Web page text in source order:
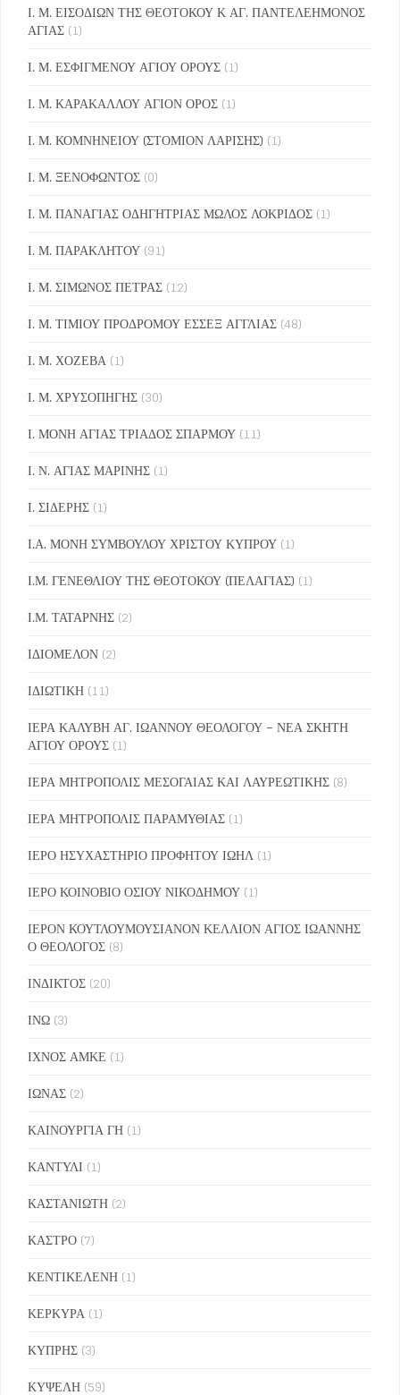
Ι. Μ. ΕΙΣΟΔΙΩΝ ΤΗΣ ΘΕΟΤΟΚΟΥ Κ ΑΓ. ΠΑΝΤΕΛΕΗΜΟΝΟΣ
ΑΓΙΑΣ (1)
Ι. Μ. ΕΣΦΙΓΜΕΝΟΥ ΑΓΙΟΥ ΟΡΟΥΣ (1)
Ι. Μ. ΚΑΡΑΚΑΛΛΟΥ ΑΓΙΟΝ ΟΡΟΣ (1)
Ι. Μ. ΚΟΜΝΗΝΕΙΟΥ (ΣΤΟΜΙΟΝ ΛΑΡΙΣΗΣ) (1)
Ι. Μ. ΞΕΝΟΦΩΝΤΟΣ (0)
Ι. Μ. ΠΑΝΑΓΙΑΣ ΟΔΗΓΗΤΡΙΑΣ ΜΩΛΟΣ ΛΟΚΡΙΔΟΣ (1)
Ι. Μ. ΠΑΡΑΚΛΗΤΟΥ (91)
Ι. Μ. ΣΙΜΩΝΟΣ ΠΕΤΡΑΣ (12)
Ι. Μ. ΤΙΜΙΟΥ ΠΡΟΔΡΟΜΟΥ ΕΣΣΕΞ ΑΓΓΛΙΑΣ (48)
Ι. Μ. ΧΟΖΕΒΑ (1)
Ι. Μ. ΧΡΥΣΟΠΗΓΗΣ (30)
Ι. ΜΟΝΗ ΑΓΙΑΣ ΤΡΙΑΔΟΣ ΣΠΑΡΜΟΥ (11)
Ι. Ν. ΑΓΙΑΣ ΜΑΡΙΝΗΣ (1)
Ι. ΣΙΔΕΡΗΣ (1)
Ι.Α. ΜΟΝΗ ΣΥΜΒΟΥΛΟΥ ΧΡΙΣΤΟΥ ΚΥΠΡΟΥ (1)
Ι.Μ. ΓΕΝΕΘΛΙΟΥ ΤΗΣ ΘΕΟΤΟΚΟΥ (ΠΕΛΑΓΙΑΣ) (1)
Ι.Μ. ΤΑΤΑΡΝΗΣ (2)
ΙΔΙΟΜΕΛΟΝ (2)
ΙΔΙΩΤΙΚΗ (11)
ΙΕΡΑ ΚΑΛΥΒΗ ΑΓ. ΙΩΑΝΝΟΥ ΘΕΟΛΟΓΟΥ – ΝΕΑ ΣΚΗΤΗ
ΑΓΙΟΥ ΟΡΟΥΣ (1)
ΙΕΡΑ ΜΗΤΡΟΠΟΛΙΣ ΜΕΣΟΓΑΙΑΣ ΚΑΙ ΛΑΥΡΕΩΤΙΚΗΣ (8)
ΙΕΡΑ ΜΗΤΡΟΠΟΛΙΣ ΠΑΡΑΜΥΘΙΑΣ (1)
ΙΕΡΟ ΗΣΥΧΑΣΤΗΡΙΟ ΠΡΟΦΗΤΟΥ ΙΩΗΛ (1)
ΙΕΡΟ ΚΟΙΝΟΒΙΟ ΟΣΙΟΥ ΝΙΚΟΔΗΜΟΥ (1)
ΙΕΡΟΝ ΚΟΥΤΛΟΥΜΟΥΣΙΑΝΟΝ ΚΕΛΛΙΟΝ ΑΓΙΟΣ ΙΩΑΝΝΗΣ
Ο ΘΕΟΛΟΓΟΣ (8)
ΙΝΔΙΚΤΟΣ (20)
ΙΝΩ (3)
ΙΧΝΟΣ ΑΜΚΕ (1)
ΙΩΝΑΣ (2)
ΚΑΙΝΟΥΡΓΙΑ ΓΗ (1)
ΚΑΝΤΥΛΙ (1)
ΚΑΣΤΑΝΙΩΤΗ (2)
ΚΑΣΤΡΟ (7)
ΚΕΝΤΙΚΕΛΕΝΗ (1)
ΚΕΡΚΥΡΑ (1)
ΚΥΠΡΗΣ (3)
ΚΥΨΕΛΗ (59)